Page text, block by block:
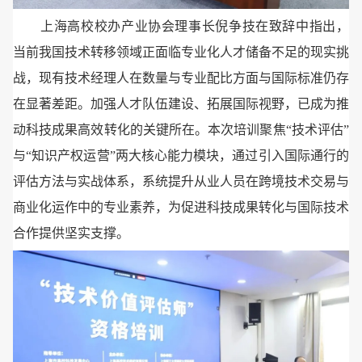
上海高校校办产业协会理事长倪争技在致辞中指出，
当前我国技术转移领域正面临专业化人才储备不足的现实挑
战，现有技术经理人在数量与专业配比方面与国际标准仍存
在显著差距。加强人才队伍建设、拓展国际视野，已成为推
动科技成果高效转化的关键所在。本次培训聚焦“技术评估”
与“知识产权运营”两大核心能力模块，通过引入国际通行的
评估方法与实战体系，系统提升从业人员在跨境技术交易与
商业化运作中的专业素养，为促进科技成果转化与国际技术
合作提供坚实支撑。